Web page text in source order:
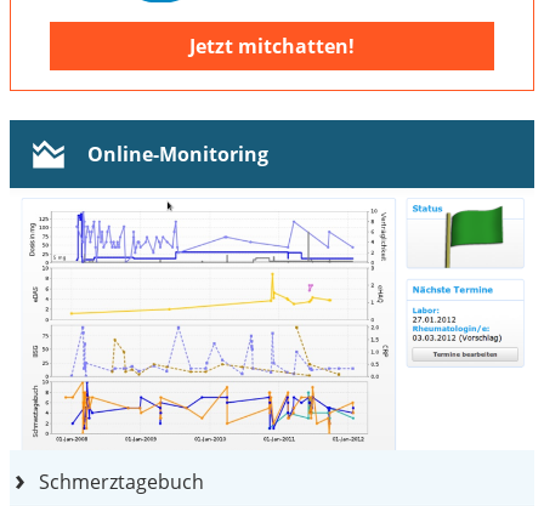
Jetzt mitchatten!
Online-Monitoring
Schmerztagebuch